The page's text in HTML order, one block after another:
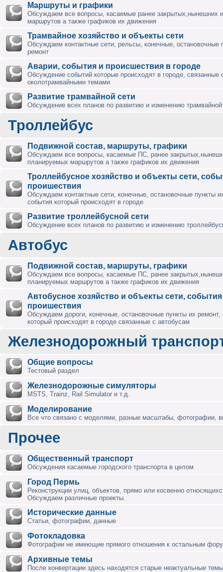
Маршруты и графики
Обсуждаем все вопросы, касаемые ранее закрытых,нынешних
маршрутов а также графиков их движения
Трамвайное хозяйство и объекты сети
Обсуждаем контактные сети, рельсы, конечные, остановочные
ремонт
Аварии, события и происшествия в городе
Обсуждение событий которые происходят в городе, связанные
околотрамвайными темами
Развитие трамвайной сети
Обсуждение всех планов по развитию и изменению трамвайной
Троллейбус
Подвижной состав, маршруты, графики
Обсуждаем все вопросы, касаемые ПС, ранее
планируемых маршрутов а также графиков их движения
Троллейбусное хозяйство и объекты сети,
проишествия
Обсуждаем контактные сети, конечные, остановочные пункты
события который происходят в городе
Развитие троллейбусной сети
Обсуждение всех планов по развитию и изменению
Автобус
Подвижной состав, маршруты, графики
Обсуждаем все вопросы, касаемые ПС, ранее
планируемых маршрутов а также графиков их движения
Автобусное хозяйство и объекты сети,
проишествия
Обсуждаем дороги, конечные, остановочные пункты их ремонт,
который происходят в городе связанные с автобусам
Железнодорожный
Общие вопросы
Тестовый раздел
Железнодорожные симуляторы
MSTS, Trainz, Rail Simulator и т.д.
Моделирование
Все что связано с моделями, разные масштабы, фотографии,
Прочее
Общественный транспорт
Обсуждения касаемые городского транспорта в целом
Город Пермь
Реконструкции улиц, объектов, прямо или косвенно
Обсуждаем различные проекты.
Исторические данные
Статьи, фотографии, данные
Фотокладовка
Фотографии не имеющие прямого отношения к остальным
Архивные темы
После конвертации здесь находятся старые неактуальные